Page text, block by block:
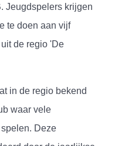
Jeugdspelers krijgen
te doen aan vijf
de regio 'De
in de regio bekend
waar vele
Deze